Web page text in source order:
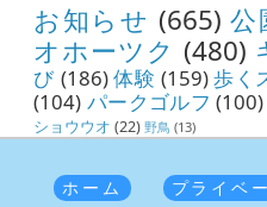
お知らせ (665) 公
オホーツク (480)
び (186)体験 (159)歩く
(104) パークゴルフ (100)
ショウウオ (22) 野鳥 (13)
ホーム プライベ